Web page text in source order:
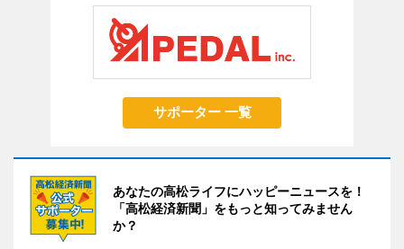
サポーター 一覧
あなたの高松ライフにハッピーニュースを！
「高松経済新聞」をもっと知ってみません
か？